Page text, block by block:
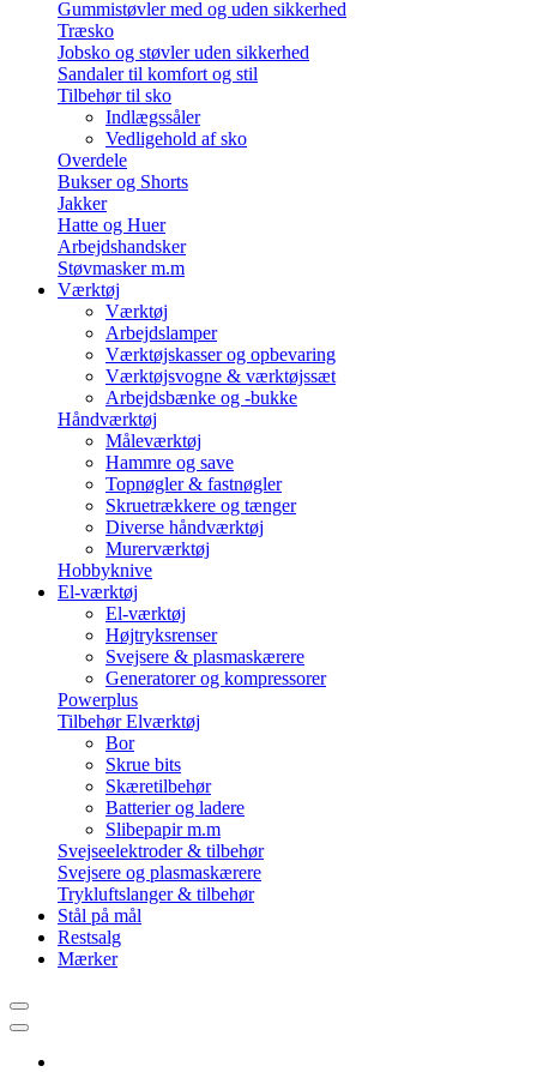
Gummistøvler med og uden sikkerhed
Træsko
Jobsko og støvler uden sikkerhed
Sandaler til komfort og stil
Tilbehør til sko
Indlægssåler
Vedligehold af sko
Overdele
Bukser og Shorts
Jakker
Hatte og Huer
Arbejdshandsker
Støvmasker m.m
Værktøj
Værktøj
Arbejdslamper
Værktøjskasser og opbevaring
Værktøjsvogne & værktøjssæt
Arbejdsbænke og -bukke
Håndværktøj
Måleværktøj
Hammre og save
Topnøgler & fastnøgler
Skruetrækkere og tænger
Diverse håndværktøj
Murerværktøj
Hobbyknive
El-værktøj
El-værktøj
Højtryksrenser
Svejsere & plasmaskærere
Generatorer og kompressorer
Powerplus
Tilbehør Elværktøj
Bor
Skrue bits
Skæretilbehør
Batterier og ladere
Slibepapir m.m
Svejseelektroder & tilbehør
Svejsere og plasmaskærere
Trykluftslanger & tilbehør
Stål på mål
Restsalg
Mærker